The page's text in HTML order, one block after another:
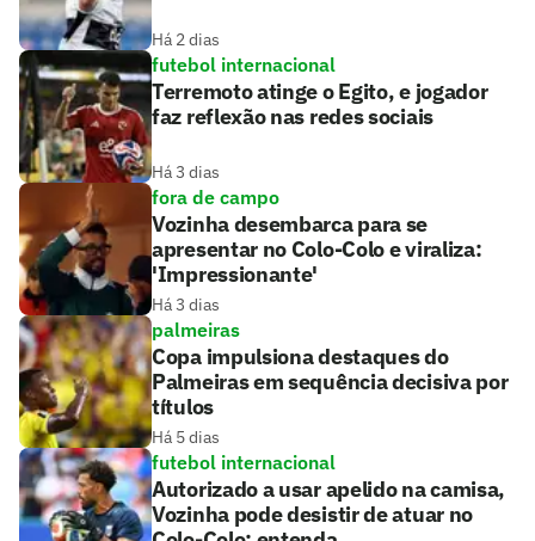
Há 2 dias
futebol internacional
Terremoto atinge o Egito, e jogador
faz reflexão nas redes sociais
Há 3 dias
fora de campo
Vozinha desembarca para se
apresentar no Colo-Colo e viraliza:
'Impressionante'
Há 3 dias
palmeiras
Copa impulsiona destaques do
Palmeiras em sequência decisiva por
títulos
Há 5 dias
futebol internacional
Autorizado a usar apelido na camisa,
Vozinha pode desistir de atuar no